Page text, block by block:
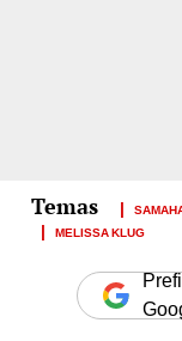
MELISSA KLUG